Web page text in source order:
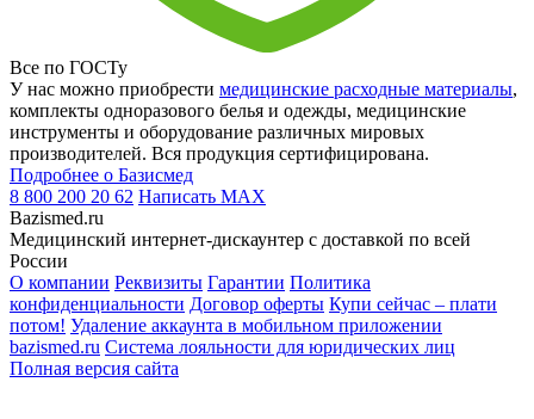
Все по ГОСТу
У нас можно приобрести медицинские расходные материалы,
комплекты одноразового белья и одежды, медицинские
инструменты и оборудование различных мировых
производителей. Вся продукция сертифицирована.
Подробнее о Базисмед
8 800 200 20 62 Написать MAX
Bazismed.ru
Медицинский интернет-дискаунтер с доставкой по всей
России
О компании Реквизиты Гарантии Политика
конфиденциальности Договор оферты Купи сейчас – плати
потом! Удаление аккаунта в мобильном приложении
bazismed.ru Система лояльности для юридических лиц
Полная версия сайта